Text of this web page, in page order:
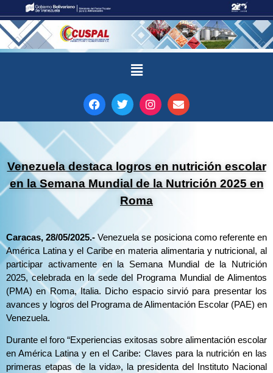
Venezuela destaca logros en nutrición escolar
en la Semana Mundial de la Nutrición 2025 en
Roma
Caracas, 28/05/2025.-Venezuela se posiciona como referente en
América Latina y el Caribe en materia alimentaria y nutricional, al
participar activamente en la Semana Mundial de la Nutrición
2025, celebrada en la sede del Programa Mundial de Alimentos
(PMA) en Roma, Italia. Dicho espacio sirvió para presentar los
avances y logros del Programa de Alimentación Escolar (PAE) en
Venezuela.
Durante el foro “Experiencias exitosas sobre alimentación escolar
en América Latina y en el Caribe: Claves para la nutrición en las
primeras etapas de la vida», la presidenta del Instituto Nacional